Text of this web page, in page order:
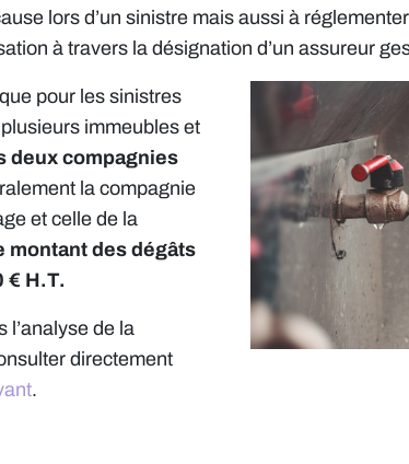
lors d’un sinistre mais aussi à
à travers la désignation d’un assureur
pour les sinistres
immeubles et
deux compagnies
la compagnie
et celle de la
montant des dégâts
€ H.T.
l’analyse de la
directement
.